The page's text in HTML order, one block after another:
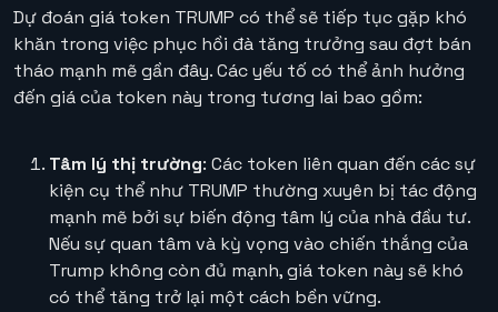
Dự đoán giá token TRUMP có thể sẽ tiếp tục gặp khó
khăn trong việc phục hồi đà tăng trưởng sau đợt bán
tháo mạnh mẽ gần đây. Các yếu tố có thể ảnh hưởng
đến giá của token này trong tương lai bao gồm:
Tâm lý thị trường: Các token liên quan đến các sự
kiện cụ thể như TRUMP thường xuyên bị tác động
mạnh mẽ bởi sự biến động tâm lý của nhà đầu tư.
Nếu sự quan tâm và kỳ vọng vào chiến thắng của
Trump không còn đủ mạnh, giá token này sẽ khó
có thể tăng trở lại một cách bền vững.